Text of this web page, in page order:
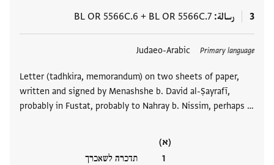
3 رسالة BL OR 5566C.7
+
BL OR 5566C.6
Primary language
Judaeo-Arabic
Letter (tadhkira, memorandum) on two sheets of paper,
written and signed by Menashshe b. David al-Ṣayrafī,
probably in Fustat, probably to Nahray b. Nissim, perhaps …
(א)
תדכרה לשאכרך
العلامات